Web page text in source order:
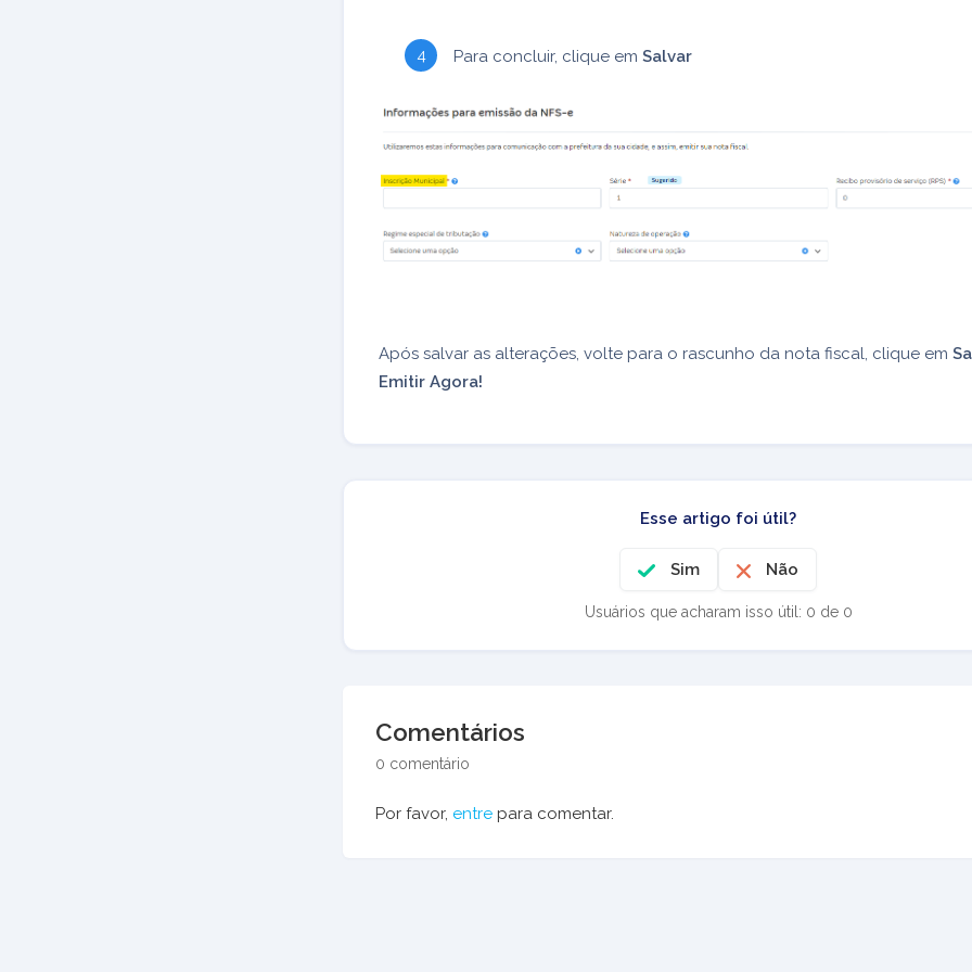
Para concluir, clique em Salvar
Após salvar as alterações, volte para o rascunho da nota fiscal, clique em
Emitir Agora!
Esse artigo foi útil?
Sim Não
Usuários que acharam isso útil: 0 de 0
Comentários
0 comentário
Por favor, entre para comentar.